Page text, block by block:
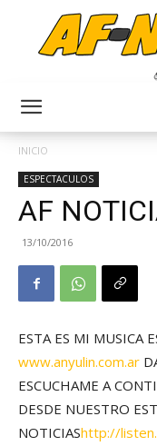
INICIO
ESPECTACULOS
AF
13/10/2016
ESTA ES MI MUSICA
www.anyulin.com.ar
ESCUCHAME A
DESDE NUESTRO
NOTICIAShttp://